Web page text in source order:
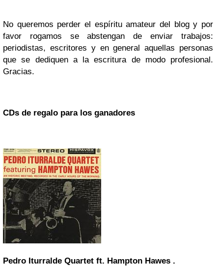
No queremos perder el espíritu amateur del blog y por
favor rogamos se abstengan de enviar trabajos:
periodistas, escritores y en general aquellas personas
que se dediquen a la escritura de modo profesional.
Gracias.
CDs de regalo para los ganadores
Pedro Iturralde Quartet ft. Hampton Hawes .